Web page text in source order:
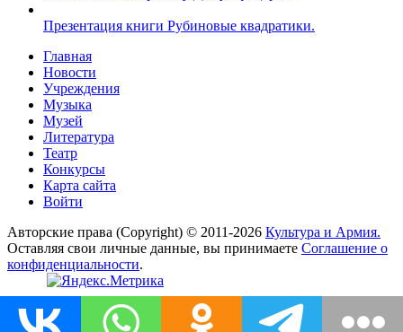
Презентация книги Рубиновые квадратики.
Главная
Новости
Учреждения
Музыка
Музей
Литература
Театр
Конкурсы
Карта сайта
Войти
Авторские права (Copyright) © 2011-2026 Культура и Армия.
Оставляя свои личные данные, вы принимаете Соглашение о
конфиденциальности.